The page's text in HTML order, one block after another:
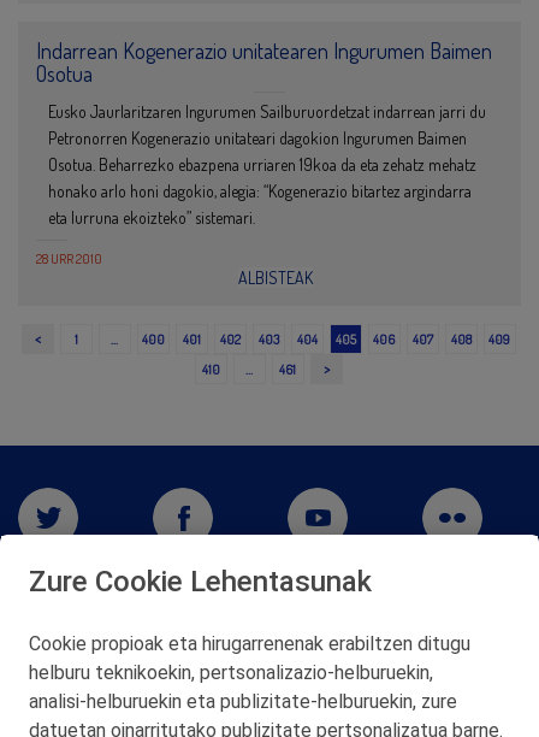
Indarrean Kogenerazio unitatearen Ingurumen Baimen
Osotua
Eusko Jaurlaritzaren Ingurumen Sailburuordetzat indarrean jarri du
Petronorren Kogenerazio unitateari dagokion Ingurumen Baimen
Osotua. Beharrezko ebazpena urriaren 19koa da eta zehatz mehatz
honako arlo honi dagokio, alegia: “Kogenerazio bitartez argindarra
eta lurruna ekoizteko” sistemari.
28 URR 2010
ALBISTEAK
< 1 … 400 401 402 403 404 405 406 407 408
409
410
… 461 >
San Martín 5-Edificio Muñatones,
48550 Muskiz (Bizkaia)
Zure Cookie Lehentasunak
Cookie propioak eta hirugarrenenak erabiltzen ditugu
helburu teknikoekin, pertsonalizazio‑helburuekin,
analisi‑helburuekin eta publizitate‑helburuekin, zure
datuetan oinarritutako publizitate pertsonalizatua barne.